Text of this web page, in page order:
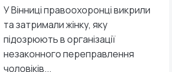
У Вінниці правоохоронці викрили
та затримали жінку, яку
підозрюють в організації
незаконного переправлення
чоловіків...